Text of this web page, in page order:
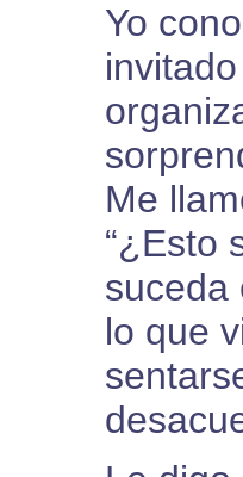
Yo
Me
“¿Esto
suceda
lo que